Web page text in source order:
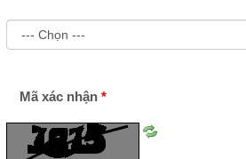
Mã xác nhận